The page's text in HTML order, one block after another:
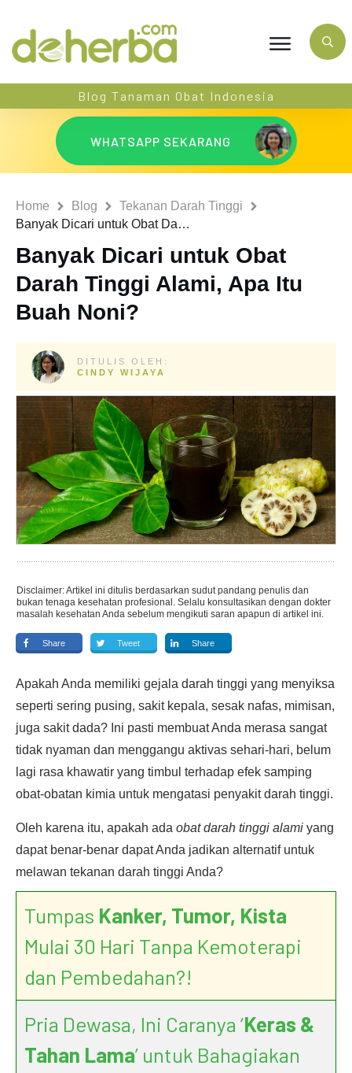
Blog Tanaman Obat Indonesia
WHATSAPP SEKARANG
Home Blog
Tekanan Darah Tinggi
Banyak Dicari untuk Obat Darah Tinggi Alami, Apa Itu Buah Noni?
Banyak Dicari untuk Obat
Darah Tinggi Alami, Apa Itu
Buah Noni?
DITULIS OLEH:
CINDY WIJAYA
Disclaimer: Artikel ini ditulis berdasarkan sudut pandang penulis dan
bukan tenaga kesehatan profesional. Selalu konsultasikan dengan dokter
masalah kesehatan Anda sebelum mengikuti saran apapun di artikel ini.
Share Tweet Share
Apakah Anda memiliki gejala darah tinggi yang menyiksa
seperti sering pusing, sakit kepala, sesak nafas, mimisan,
juga sakit dada? Ini pasti membuat Anda merasa sangat
tidak nyaman dan menggangu aktivas sehari-hari, belum
lagi rasa khawatir yang timbul terhadap efek samping
obat-obatan kimia untuk mengatasi penyakit darah tinggi.
Oleh karena itu, apakah ada obat darah tinggi alami yang
dapat benar-benar dapat Anda jadikan alternatif untuk
melawan tekanan darah tinggi Anda?
Tumpas Kanker, Tumor, Kista
Mulai 30 Hari Tanpa Kemoterapi
dan Pembedahan?!
Pria Dewasa, Ini Caranya ‘Keras &
Tahan Lama’ untuk Bahagiakan